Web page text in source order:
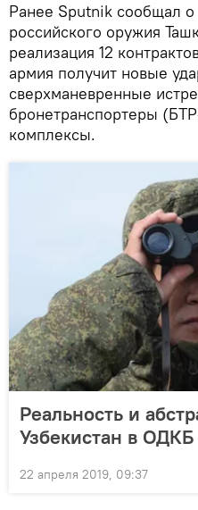
Ранее Sputnik сообщал о
российского оружия
реализация 12
армия получит новые
сверхманевренные
бронетранспортеры
комплексы.
Реальность и
Узбекистан в ОДКБ
22 апреля 2019, 09:37